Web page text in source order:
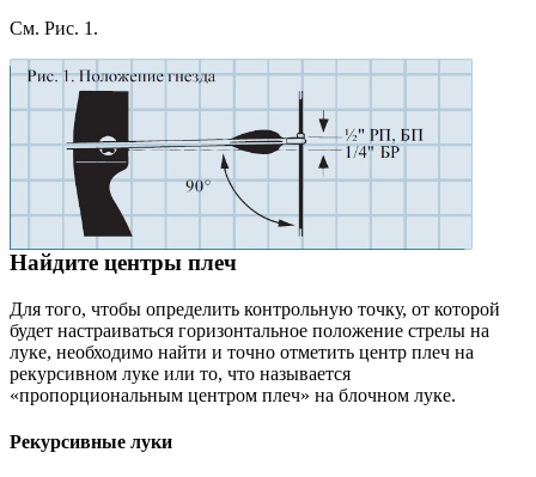
См. Рис. 1.
Найдите центры плеч
Для того, чтобы определить контрольную точку, от которой
будет настраиваться горизонтальное положение стрелы на
луке, необходимо найти и точно отметить центр плеч на
рекурсивном луке или то, что называется
«пропорциональным центром плеч» на блочном луке.
Рекурсивные луки